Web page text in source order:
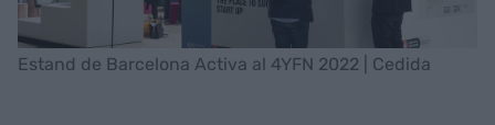
Estand de Barcelona Activa al 4YFN 2022 | Cedida